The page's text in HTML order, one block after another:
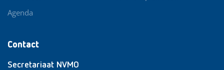
Contact
Secretariaat NVMO
Agenda